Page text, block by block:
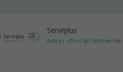
Servirplus
Autres offres de l'entreprise